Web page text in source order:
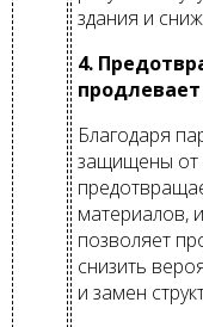
здания и
4.
Благодаря
защищены от
материалов,
позволяет
снизить
и замен